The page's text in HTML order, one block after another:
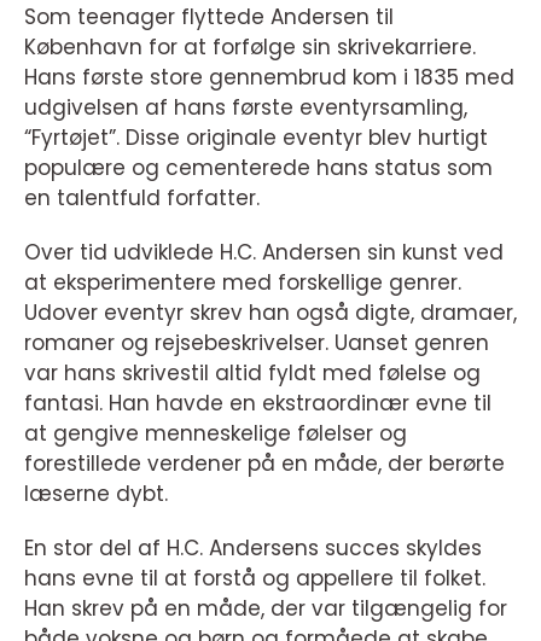
Som teenager flyttede Andersen til
København for at forfølge sin skrivekarriere.
Hans første store gennembrud kom i 1835 med
udgivelsen af hans første eventyrsamling,
“Fyrtøjet”. Disse originale eventyr blev hurtigt
populære og cementerede hans status som
en talentfuld forfatter.
Over tid udviklede H.C. Andersen sin kunst ved
at eksperimentere med forskellige genrer.
Udover eventyr skrev han også digte, dramaer,
romaner og rejsebeskrivelser. Uanset genren
var hans skrivestil altid fyldt med følelse og
fantasi. Han havde en ekstraordinær evne til
at gengive menneskelige følelser og
forestillede verdener på en måde, der berørte
læserne dybt.
En stor del af H.C. Andersens succes skyldes
hans evne til at forstå og appellere til folket.
Han skrev på en måde, der var tilgængelig for